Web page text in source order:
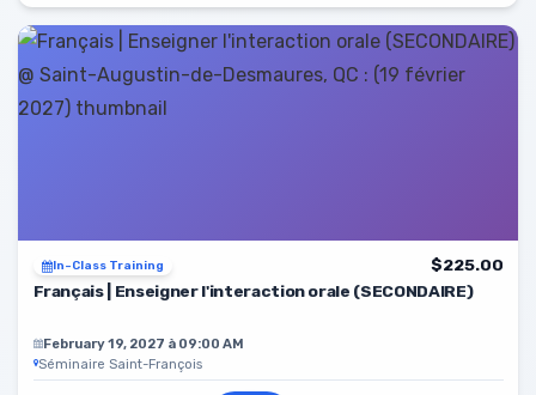
In-Class Training
$225.00
Français | Enseigner l'interaction orale (SECONDAIRE)
February 19, 2027 à 09:00 AM
Séminaire Saint-François